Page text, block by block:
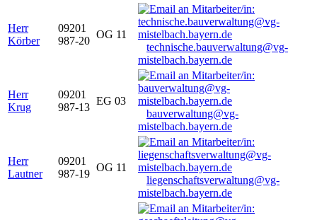
Herr
Körber
09201
987-20
OG 11
technische.bauverwaltung@vg-
mistelbach.bayern.de
Herr
Krug
09201
987-13
EG 03
bauverwaltung@vg-
mistelbach.bayern.de
Herr
Lautner
09201
987-19
OG 11
liegenschaftsverwaltung@vg-
mistelbach.bayern.de